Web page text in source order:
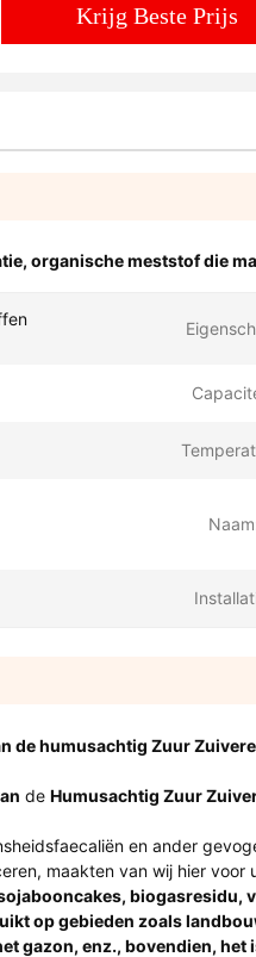
Krijg Beste Prijs
, organische meststof die
de humusachtig Zuur
de Humusachtig Zuur
en ander
maakten van wij hier voor
biogasresidu,
op gebieden zoals
gazon, enz., bovendien, het